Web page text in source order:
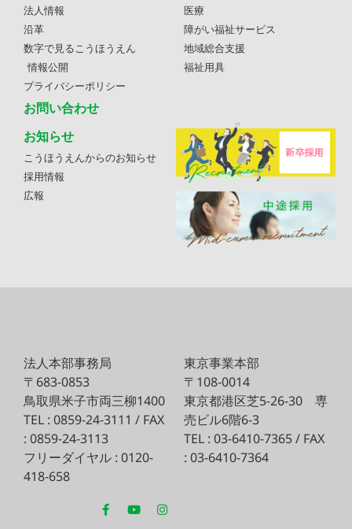
法人情報
沿革
数字で見るこうほうえん
情報公開
プライバシーポリシー
お問い合わせ
医療
障がい福祉サービス
地域総合支援
福祉用具
お知らせ
こうほうえんからのお知らせ
採用情報
広報
法人本部事務局
〒683-0853
鳥取県米子市両三柳1400
TEL : 0859-24-3111 / FAX
: 0859-24-3113
フリーダイヤル : 0120-
418-658
東京事業本部
〒108-0014
東京都港区芝5-26-30 専
売ビル6階6-3
TEL : 03-6410-7365 / FAX
: 03-6410-7364